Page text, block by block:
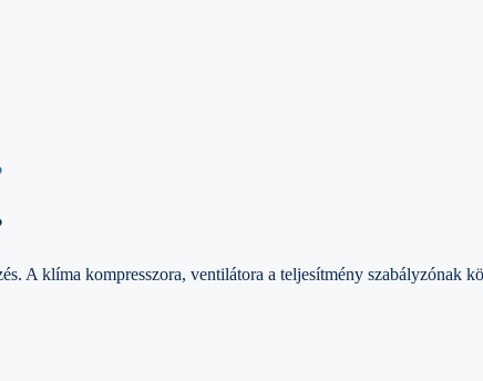
A klíma kompresszora, ventilátora a teljesítmény szabályzónak